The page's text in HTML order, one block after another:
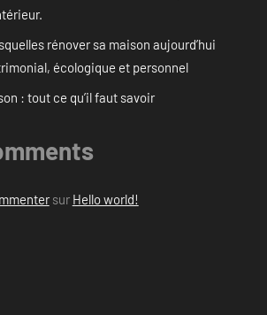
rénover sa maison aujourd’hui
écologique et personnel
: tout ce qu’il faut savoir
sur Hello world!